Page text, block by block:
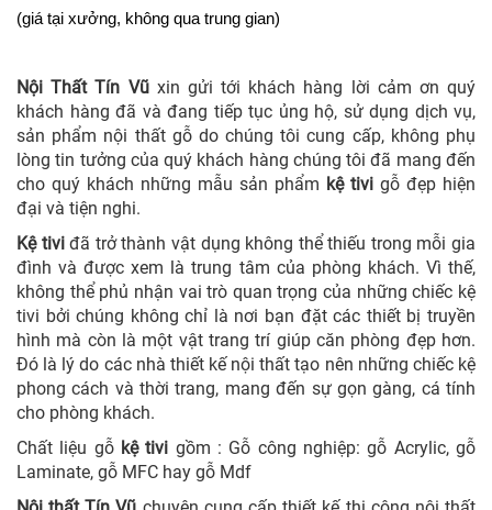
(giá tại xưởng, không qua trung gian)
Nội Thất Tín Vũxin gửi tới khách hàng lời cảm ơn quý
khách hàng đã và đang tiếp tục ủng hộ, sử dụng dịch vụ,
sản phẩm nội thất gỗ do chúng tôi cung cấp, không phụ
lòng tin tưởng của quý khách hàng chúng tôi đã mang đến
cho quý khách những mẫu sản phẩm kệ tivi gỗ đẹp hiện
đại và tiện nghi.
Kệ tiviđã trở thành vật dụng không thể thiếu trong mỗi gia
đình và được xem là trung tâm của phòng khách. Vì thế,
không thể phủ nhận vai trò quan trọng của những chiếc kệ
tivi bởi chúng không chỉ là nơi bạn đặt các thiết bị truyền
hình mà còn là một vật trang trí giúp căn phòng đẹp hơn.
Đó là lý do các nhà thiết kế nội thất tạo nên những chiếc kệ
phong cách và thời trang, mang đến sự gọn gàng, cá tính
cho phòng khách.
Chất liệu gỗ kệ tivi gồm : Gỗ công nghiệp: gỗ Acrylic, gỗ
Laminate, gỗ MFC hay gỗ Mdf